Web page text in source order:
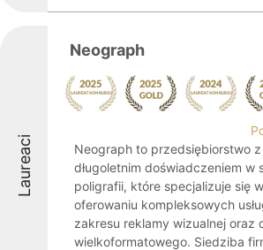
Laureaci
Neograph
Neograph to przedsiębiorstwo z
długoletnim doświadczeniem w
poligrafii, które specjalizuje się w
oferowaniu kompleksowych
zakresu reklamy wizualnej oraz
wielkoformatowego. Siedziba